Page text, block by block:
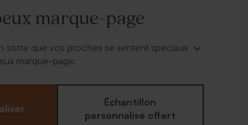
marque-page
sorte que vos proches se sentent spéciaux
marque-page.
de famille et un message spécial
quel point vous tenez à eux.
style photomaton, vos proches seront
Échantillon
personnalisé offert